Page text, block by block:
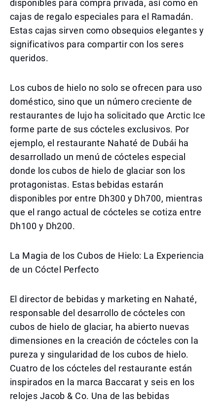
disponibles para compra privada, así como en
cajas de regalo especiales para el Ramadán.
Estas cajas sirven como obsequios elegantes y
significativos para compartir con los seres
queridos.
Los cubos de hielo no solo se ofrecen para uso
doméstico, sino que un número creciente de
restaurantes de lujo ha solicitado que Arctic Ice
forme parte de sus cócteles exclusivos. Por
ejemplo, el restaurante Nahaté de Dubái ha
desarrollado un menú de cócteles especial
donde los cubos de hielo de glaciar son los
protagonistas. Estas bebidas estarán
disponibles por entre Dh300 y Dh700, mientras
que el rango actual de cócteles se cotiza entre
Dh100 y Dh200.
La Magia de los Cubos de Hielo: La Experiencia
de un Cóctel Perfecto
El director de bebidas y marketing en Nahaté,
responsable del desarrollo de cócteles con
cubos de hielo de glaciar, ha abierto nuevas
dimensiones en la creación de cócteles con la
pureza y singularidad de los cubos de hielo.
Cuatro de los cócteles del restaurante están
inspirados en la marca Baccarat y seis en los
relojes Jacob & Co. Una de las bebidas